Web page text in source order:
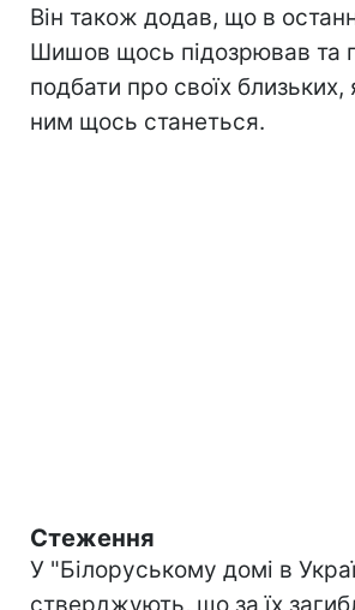
Він також додав, що в
Шишов щось підозрював та
подбати про своїх близьких,
ним щось станеться.
Стеження
У "Білоруському домі в